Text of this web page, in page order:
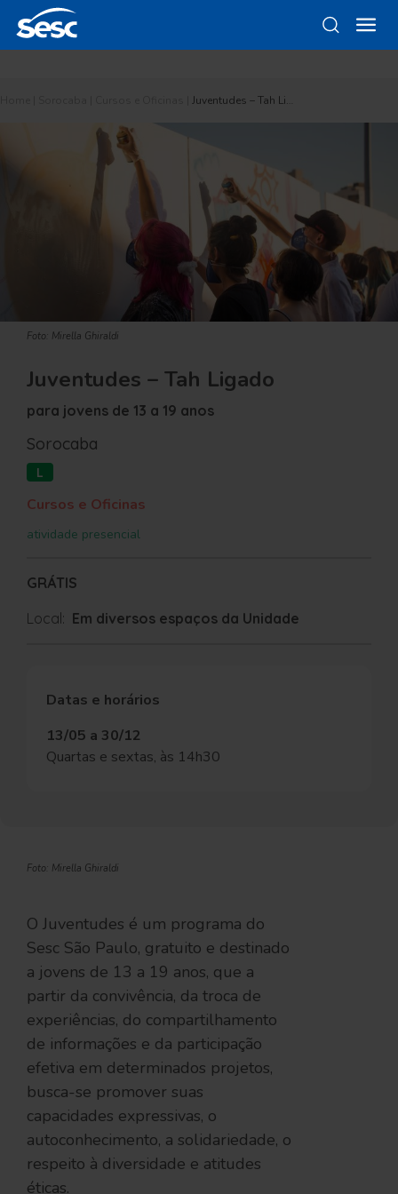
Juventudes – Tah Li…
Foto: Mirella Ghiraldi
Juventudes – Tah Ligado
para jovens de 13 a 19 anos
Sorocaba
L
Cursos e Oficinas
atividade presencial
GRÁTIS
Local: Em diversos espaços da Unidade
Datas e horários
13/05 a 30/12
Quartas e sextas, às 14h30
Foto: Mirella Ghiraldi
O Juventudes é um programa do
Sesc São Paulo, gratuito e destinado
a jovens de 13 a 19 anos, que a
partir da convivência, da troca de
experiências, do compartilhamento
de informações e da participação
efetiva em determinados projetos,
busca-se promover suas
capacidades expressivas, o
autoconhecimento, a solidariedade, o
respeito à diversidade e atitudes
éticas.